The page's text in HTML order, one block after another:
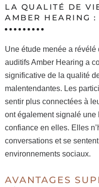
LA QUALITÉ DE
AMBER HEARING
Une étude menée a
auditifs Amber Hearing a
significative de la qualité
malentendantes. Les
sentir plus connectées à
ont également signalé
confiance en elles. Elles
conversations et se
environnements sociaux.
AVANTAGES